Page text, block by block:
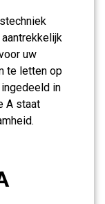
uw
te letten op
in
A staat